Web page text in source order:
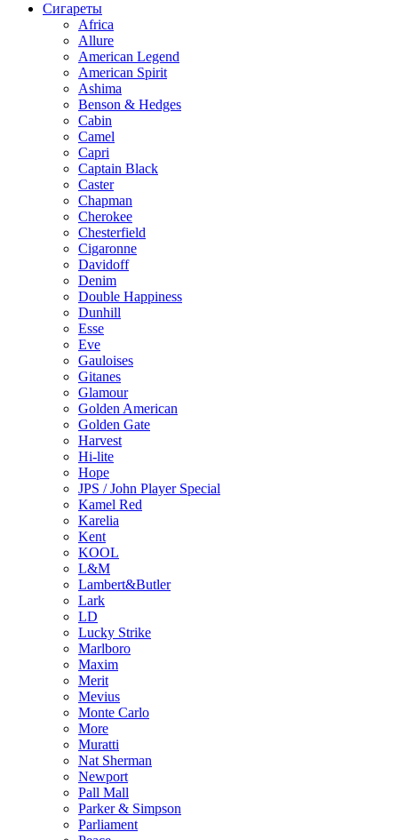
Сигареты
Africa
Allure
American Legend
American Spirit
Ashima
Benson & Hedges
Cabin
Camel
Capri
Captain Black
Caster
Chapman
Cherokee
Chesterfield
Cigaronne
Davidoff
Denim
Double Happiness
Dunhill
Esse
Eve
Gauloises
Gitanes
Glamour
Golden American
Golden Gate
Harvest
Hi-lite
Hope
JPS / John Player Special
Kamel Red
Karelia
Kent
KOOL
L&M
Lambert&Butler
Lark
LD
Lucky Strike
Marlboro
Maxim
Merit
Mevius
Monte Carlo
More
Muratti
Nat Sherman
Newport
Pall Mall
Parker & Simpson
Parliament